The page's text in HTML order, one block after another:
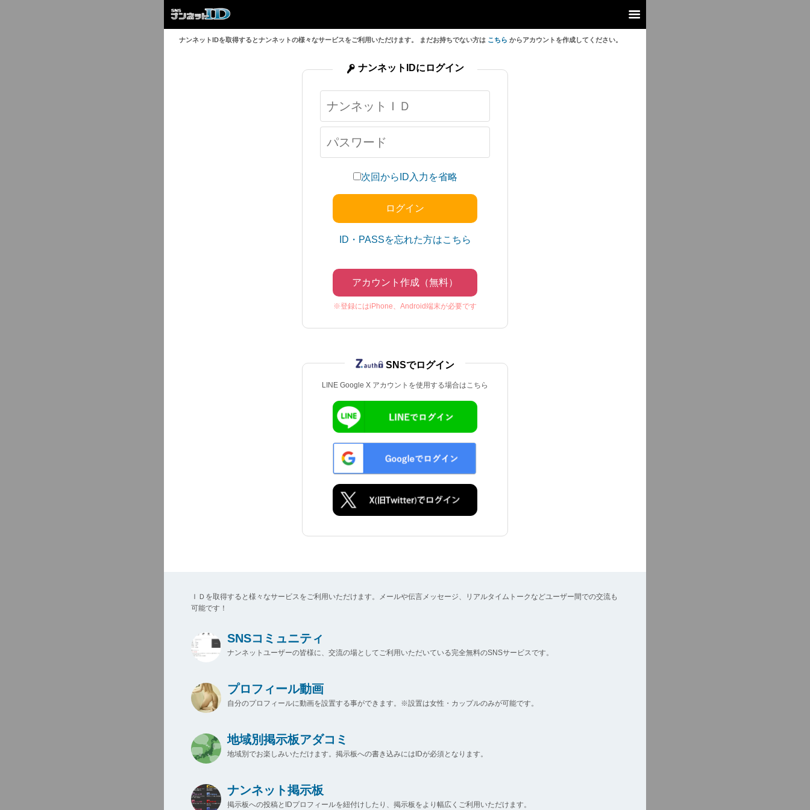
ナンネットIDを取得するとナンネットの様々なサービスをご利用いただけます。 まだお持ちでない方は こちら からアカウントを作成してください。
次回からID入力を省略
ID・PASSを忘れた方はこちら
アカウント作成（無料）
※登録にはiPhone、Android端末が必要です
ナンネットIDにログイン
LINE Google X アカウントを使用する場合はこちら
SNSでログイン
ＩＤを取得すると様々なサービスをご利用いただけます。メールや伝言メッセージ、リアルタイムトークなどユーザー間での交流も
可能です！
SNSコミュニティ
ナンネットユーザーの皆様に、交流の場としてご利用いただいている完全無料のSNSサービスです。
プロフィール動画
自分のプロフィールに動画を設置する事ができます。※設置は女性・カップルのみが可能です。
地域別掲示板アダコミ
地域別でお楽しみいただけます。掲示板への書き込みにはIDが必須となります。
ナンネット掲示板
掲示板への投稿とIDプロフィールを紐付けしたり、掲示板をより幅広くご利用いただけます。